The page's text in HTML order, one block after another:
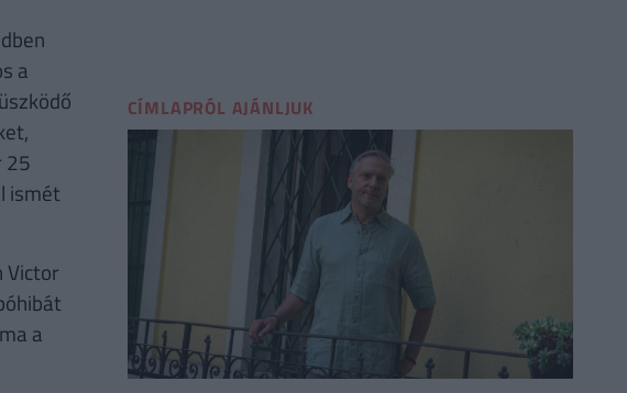
a
25
ismét
Victor
a
CÍMLAPRÓL AJÁNLJUK